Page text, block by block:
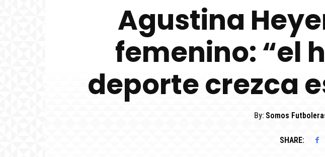
Agustina
femenino: “el
deporte crezca
By: Somos
SHARE: